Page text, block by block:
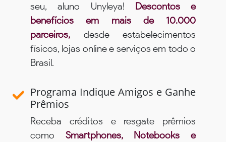
seu, aluno Unyleya! Descontos e
benefícios em mais de 10.000
parceiros, desde estabelecimentos
físicos, lojas online e serviços em todo o
Brasil.
Programa Indique Amigos e Ganhe
Prêmios
Receba créditos e resgate prêmios
como Smartphones, Notebooks e